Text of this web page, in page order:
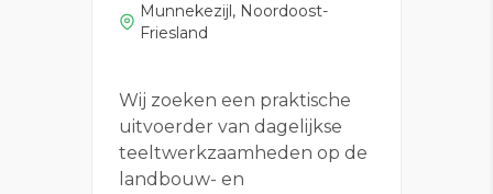
Munnekezijl, Noordoost-
Friesland
Wij zoeken een praktische
uitvoerder van dagelijkse
teeltwerkzaamheden op de
landbouw- en